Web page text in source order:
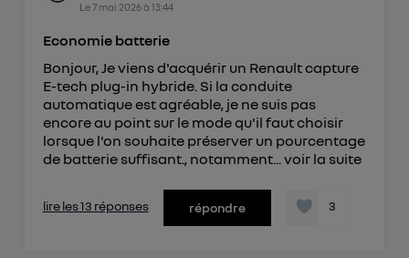
Le7 mai 2026à 13:44
Economie batterie
Bonjour, Je viens d'acquérir un Renault capture
E-tech plug-in hybride. Si la conduite
automatique est agréable, je ne suis pas
encore au point sur le mode qu'il faut choisir
lorsque l'on souhaite préserver un pourcentage
de batterie suffisant., notamment...voir la suite
lire les 13 réponses répondre 3